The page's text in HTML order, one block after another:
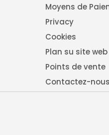
Moyens de
Privacy
Cookies
Plan su site web
Points de vente
Contactez-nous